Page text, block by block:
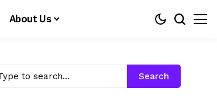
About Us
Search